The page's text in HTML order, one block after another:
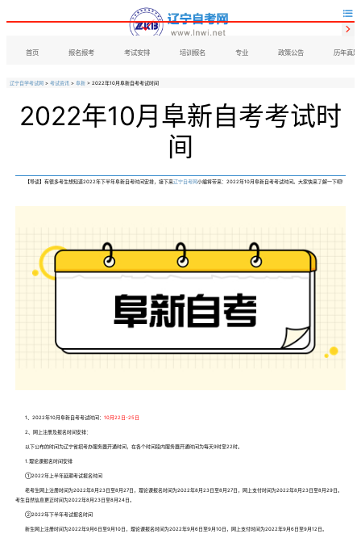

首页 报名报考 考试安排 培训报名 专业 政策公告 历年真题

辽宁自学考试网 > 考试资讯 > 阜新 > 2022年10月阜新自考考试时间
2022年10月阜新自考考试时
间
【导读】有很多考生想知道2022年下半年阜新自考时间安排，接下来辽宁自考网小编将带来：2022年10月阜新自考考试时间。大家快来了解一下吧!
1、2022年10月阜新自考考试时间： 10月22日-25日
2、网上注册及报名时间安排：
以下公布的时间为辽宁省招考办服务器开通时间，在各个时间段内服务器开通时间为每天9时至22时。
1.理论课报名时间安排
①2022年上半年延期考试报名时间
老考生网上注册时间为2022年8月23日至8月27日，理论课报名时间为2022年8月23日至8月27日，网上支付时间为2022年8月23日至8月29日。
考生自然信息更正时间为2022年8月23日至8月24日。
②2022年下半年考试报名时间
新生网上注册时间为2022年9月6日至9月10日，理论课报名时间为2022年9月6日至9月10日，网上支付时间为2022年9月6日至9月12日。